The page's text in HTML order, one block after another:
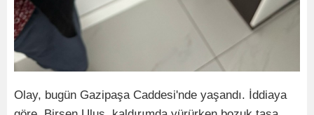
Olay, bugün Gazipaşa Caddesi'nde yaşandı. İddiaya